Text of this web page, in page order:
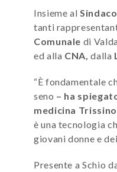
Insieme al
tanti
Comunale di
ed alla CNA, dalla
“È fondamentale
seno – ha
medicina
è una tecnologia
giovani donne e
Presente a Schio